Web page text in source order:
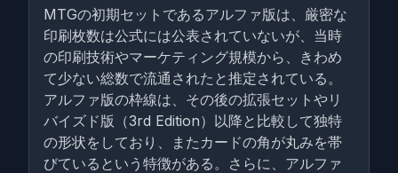
MTGの初期セットであるアルファ版は、厳密な
印刷枚数は公式には公表されていないが、当時
の印刷技術やマーケティング規模から、きわめ
て少ない総数で流通されたと推定されている。
アルファ版の枠線は、その後の拡張セットやリ
バイズド版（3rd Edition）以降と比較して独特
の形状をしており、またカードの角が丸みを帯
びているという特徴がある。さらに、アルファ